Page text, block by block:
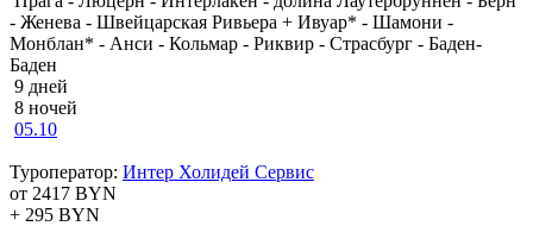
- Женева - Швейцарская Ривьера + Ивуар* - Шамони -
Монблан* - Анси - Кольмар - Риквир - Страсбург - Баден-
Баден
9 дней
8 ночей
05.10
Туроператор: Интер Холидей Сервис
от 2417 BYN
+ 295 BYN